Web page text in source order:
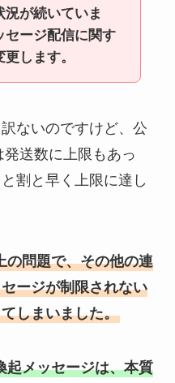
が続いていま
セージ配信に関す
します。
ないのですけど、公
送数に上限もあっ
割と早く上限に達し
の問題で、その他の連
ージが制限されない
しまいました。
起メッセージは、本質